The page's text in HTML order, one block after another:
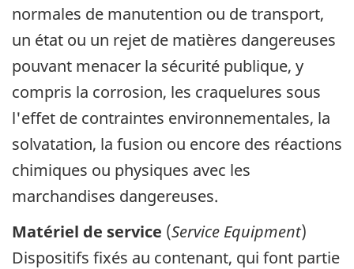
normales de manutention ou de transport,
un état ou un rejet de matières dangereuses
pouvant menacer la sécurité publique, y
compris la corrosion, les craquelures sous
l'effet de contraintes environnementales, la
solvatation, la fusion ou encore des réactions
chimiques ou physiques avec les
marchandises dangereuses.
Matériel de service (Service Equipment)
Dispositifs fixés au contenant, qui font partie